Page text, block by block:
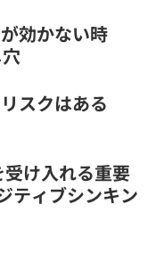
効かない時
スクはある
け入れる重要
ティブシンキン